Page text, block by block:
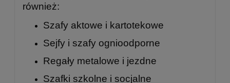
również:
Szafy aktowe i kartotekowe
Sejfy i szafy ognioodporne
Regały metalowe i jezdne
Szafki szkolne i socjalne